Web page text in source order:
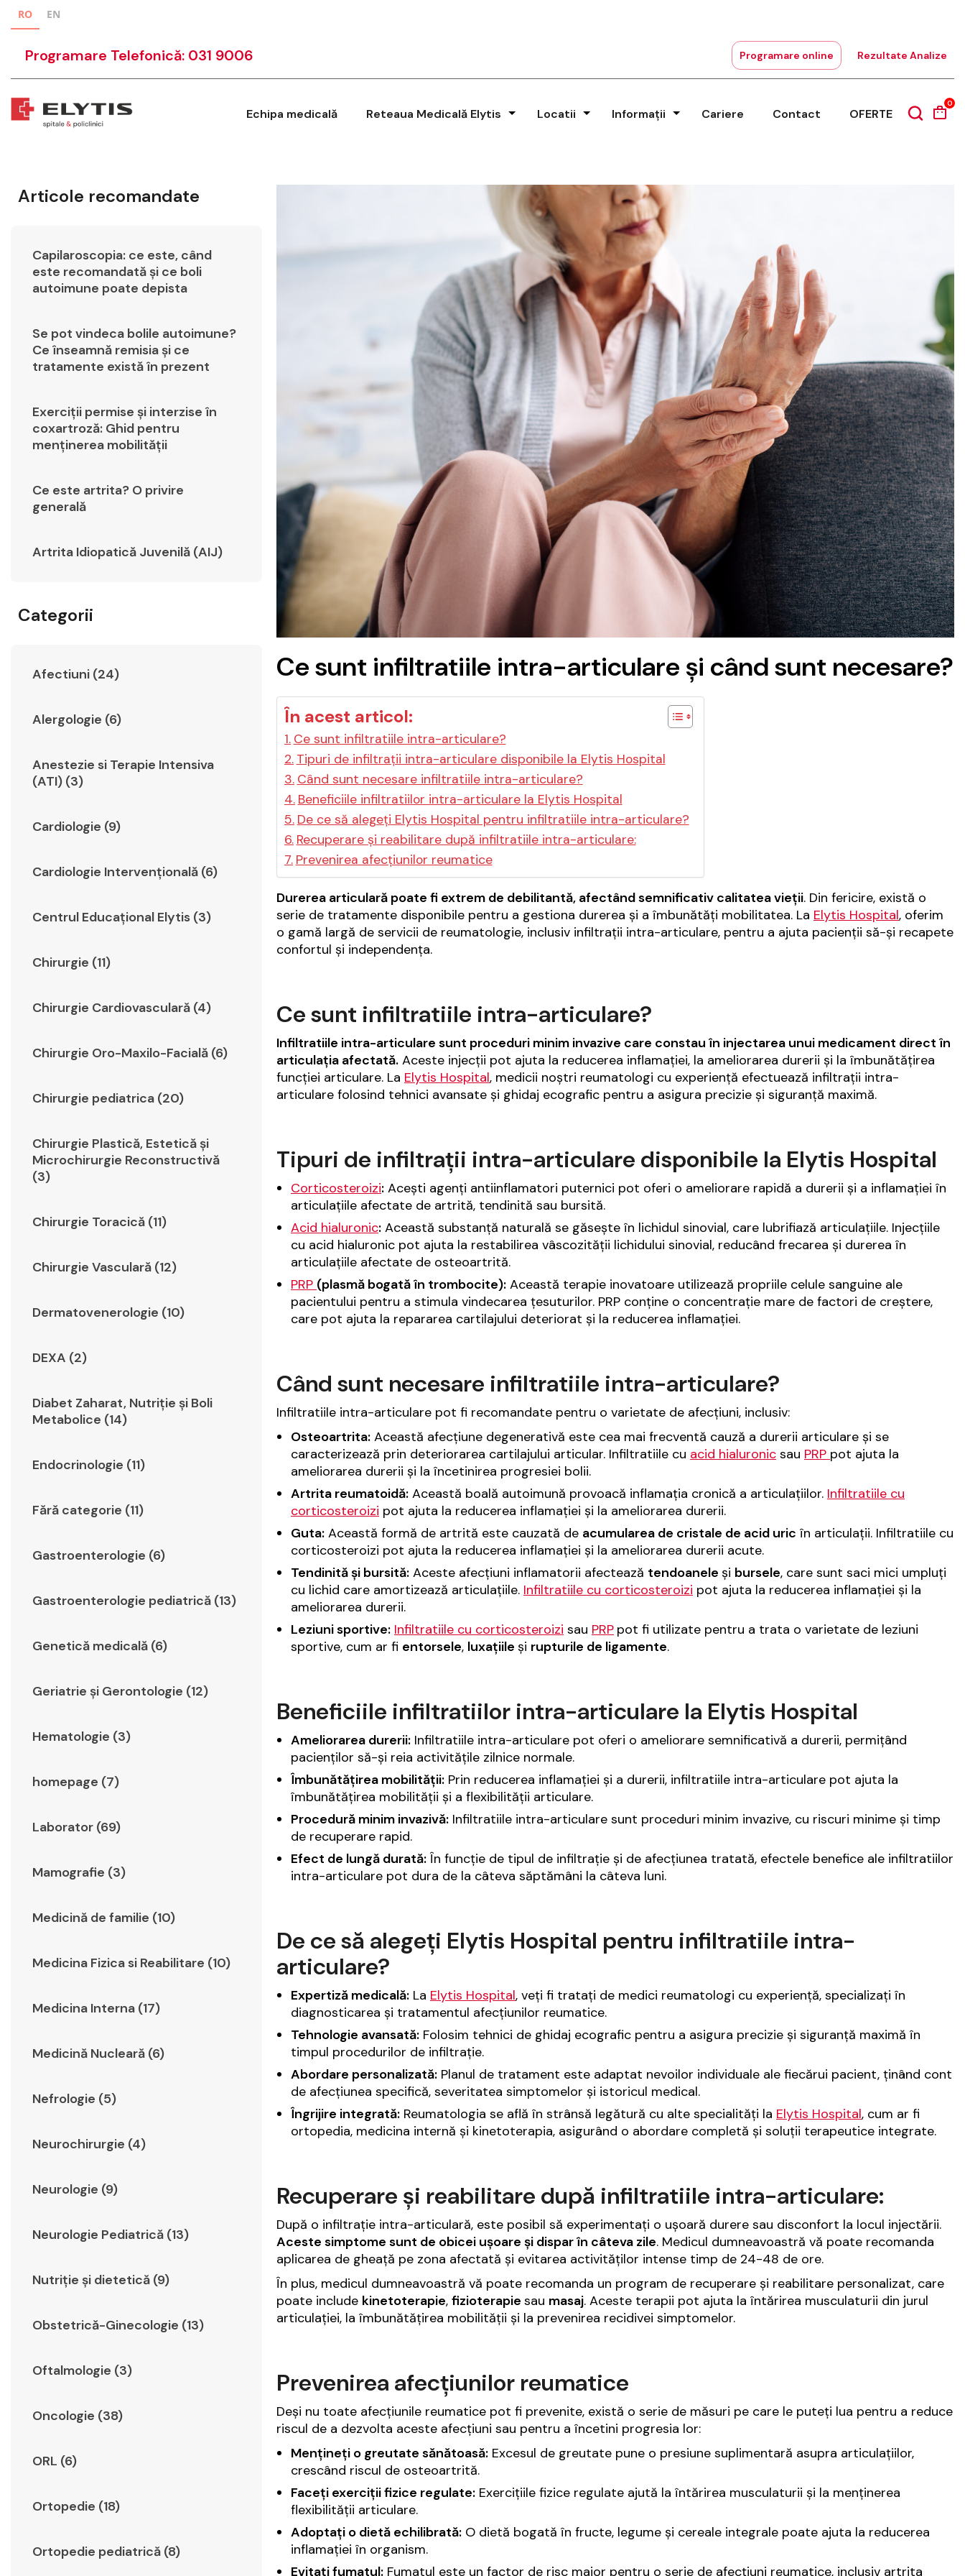
RO EN
Programare Telefonică: 031 9006 Programare online Rezultate Analize
Echipa medicală Reteaua Medicală Elytis Locatii Informații Cariere Contact OFERTE
0
Articole recomandate
Capilaroscopia: ce este, când
este recomandată și ce boli
autoimune poate depista
Se pot vindeca bolile autoimune?
Ce înseamnă remisia și ce
tratamente există în prezent
Exerciții permise și interzise în
coxartroză: Ghid pentru
menținerea mobilității
Ce este artrita? O privire
generală
Artrita Idiopatică Juvenilă (AIJ)
Categorii
Afectiuni (24)
Alergologie (6)
Anestezie si Terapie Intensiva
(ATI) (3)
Cardiologie (9)
Cardiologie Intervențională (6)
Centrul Educațional Elytis (3)
Chirurgie (11)
Chirurgie Cardiovasculară (4)
Chirurgie Oro-Maxilo-Facială (6)
Chirurgie pediatrica (20)
Chirurgie Plastică, Estetică şi
Microchirurgie Reconstructivă
(3)
Chirurgie Toracică (11)
Chirurgie Vasculară (12)
Dermatovenerologie (10)
DEXA (2)
Diabet Zaharat, Nutriţie şi Boli
Metabolice (14)
Endocrinologie (11)
Fără categorie (11)
Gastroenterologie (6)
Gastroenterologie pediatrică (13)
Genetică medicală (6)
Geriatrie şi Gerontologie (12)
Hematologie (3)
homepage (7)
Laborator (69)
Mamografie (3)
Medicină de familie (10)
Medicina Fizica si Reabilitare (10)
Medicina Interna (17)
Medicină Nucleară (6)
Nefrologie (5)
Neurochirurgie (4)
Neurologie (9)
Neurologie Pediatrică (13)
Nutriție și dietetică (9)
Obstetrică-Ginecologie (13)
Oftalmologie (3)
Oncologie (38)
ORL (6)
Ortopedie (18)
Ortopedie pediatrică (8)
Ce sunt infiltratiile intra-articulare și când sunt necesare?
În acest articol:
Ce sunt infiltratiile intra-articulare?
Tipuri de infiltrații intra-articulare disponibile la Elytis Hospital
Când sunt necesare infiltratiile intra-articulare?
Beneficiile infiltratiilor intra-articulare la Elytis Hospital
De ce să alegeți Elytis Hospital pentru infiltratiile intra-articulare?
Recuperare și reabilitare după infiltratiile intra-articulare:
Prevenirea afecțiunilor reumatice
Durerea articulară poate fi extrem de debilitantă, afectând semnificativ calitatea vieții. Din fericire, există o
serie de tratamente disponibile pentru a gestiona durerea și a îmbunătăți mobilitatea. La Elytis Hospital, oferim
o gamă largă de servicii de reumatologie, inclusiv infiltrații intra-articulare, pentru a ajuta pacienții să-și recapete
confortul și independența.
Ce sunt infiltratiile intra-articulare?
Infiltratiile intra-articulare sunt proceduri minim invazive care constau în injectarea unui medicament direct în
articulația afectată. Aceste injecții pot ajuta la reducerea inflamației, la ameliorarea durerii și la îmbunătățirea
funcției articulare. La Elytis Hospital, medicii noștri reumatologi cu experiență efectuează infiltrații intra-
articulare folosind tehnici avansate și ghidaj ecografic pentru a asigura precizie și siguranță maximă.
Tipuri de infiltrații intra-articulare disponibile la Elytis Hospital
Corticosteroizi: Acești agenți antiinflamatori puternici pot oferi o ameliorare rapidă a durerii și a inflamației în
articulațiile afectate de artrită, tendinită sau bursită.
Acid hialuronic: Această substanță naturală se găsește în lichidul sinovial, care lubrifiază articulațiile. Injecțiile
cu acid hialuronic pot ajuta la restabilirea vâscozității lichidului sinovial, reducând frecarea și durerea în
articulațiile afectate de osteoartrită.
PRP (plasmă bogată în trombocite): Această terapie inovatoare utilizează propriile celule sanguine ale
pacientului pentru a stimula vindecarea țesuturilor. PRP conține o concentrație mare de factori de creștere,
care pot ajuta la repararea cartilajului deteriorat și la reducerea inflamației.
Când sunt necesare infiltratiile intra-articulare?
Infiltratiile intra-articulare pot fi recomandate pentru o varietate de afecțiuni, inclusiv:
Osteoartrita: Această afecțiune degenerativă este cea mai frecventă cauză a durerii articulare și se
caracterizează prin deteriorarea cartilajului articular. Infiltratiile cu acid hialuronic sau PRP pot ajuta la
ameliorarea durerii și la încetinirea progresiei bolii.
Artrita reumatoidă: Această boală autoimună provoacă inflamația cronică a articulațiilor. Infiltratiile cu
corticosteroizi pot ajuta la reducerea inflamației și la ameliorarea durerii.
Guta: Această formă de artrită este cauzată de acumularea de cristale de acid uric în articulații. Infiltratiile cu
corticosteroizi pot ajuta la reducerea inflamației și la ameliorarea durerii acute.
Tendinită și bursită: Aceste afecțiuni inflamatorii afectează tendoanele și bursele, care sunt saci mici umpluți
cu lichid care amortizează articulațiile. Infiltratiile cu corticosteroizi pot ajuta la reducerea inflamației și la
ameliorarea durerii.
Leziuni sportive: Infiltratiile cu corticosteroizi sau PRP pot fi utilizate pentru a trata o varietate de leziuni
sportive, cum ar fi entorsele, luxațiile și rupturile de ligamente.
Beneficiile infiltratiilor intra-articulare la Elytis Hospital
Ameliorarea durerii: Infiltratiile intra-articulare pot oferi o ameliorare semnificativă a durerii, permițând
pacienților să-și reia activitățile zilnice normale.
Îmbunătățirea mobilității: Prin reducerea inflamației și a durerii, infiltratiile intra-articulare pot ajuta la
îmbunătățirea mobilității și a flexibilității articulare.
Procedură minim invazivă: Infiltratiile intra-articulare sunt proceduri minim invazive, cu riscuri minime și timp
de recuperare rapid.
Efect de lungă durată: În funcție de tipul de infiltrație și de afecțiunea tratată, efectele benefice ale infiltratiilor
intra-articulare pot dura de la câteva săptămâni la câteva luni.
De ce să alegeți Elytis Hospital pentru infiltratiile intra-
articulare?
Expertiză medicală: La Elytis Hospital, veți fi tratați de medici reumatologi cu experiență, specializați în
diagnosticarea și tratamentul afecțiunilor reumatice.
Tehnologie avansată: Folosim tehnici de ghidaj ecografic pentru a asigura precizie și siguranță maximă în
timpul procedurilor de infiltrație.
Abordare personalizată: Planul de tratament este adaptat nevoilor individuale ale fiecărui pacient, ținând cont
de afecțiunea specifică, severitatea simptomelor și istoricul medical.
Îngrijire integrată: Reumatologia se află în strânsă legătură cu alte specialități la Elytis Hospital, cum ar fi
ortopedia, medicina internă și kinetoterapia, asigurând o abordare completă și soluții terapeutice integrate.
Recuperare și reabilitare după infiltratiile intra-articulare:
După o infiltrație intra-articulară, este posibil să experimentați o ușoară durere sau disconfort la locul injectării.
Aceste simptome sunt de obicei ușoare și dispar în câteva zile. Medicul dumneavoastră vă poate recomanda
aplicarea de gheață pe zona afectată și evitarea activităților intense timp de 24-48 de ore.
În plus, medicul dumneavoastră vă poate recomanda un program de recuperare și reabilitare personalizat, care
poate include kinetoterapie, fizioterapie sau masaj. Aceste terapii pot ajuta la întărirea musculaturii din jurul
articulației, la îmbunătățirea mobilității și la prevenirea recidivei simptomelor.
Prevenirea afecțiunilor reumatice
Deși nu toate afecțiunile reumatice pot fi prevenite, există o serie de măsuri pe care le puteți lua pentru a reduce
riscul de a dezvolta aceste afecțiuni sau pentru a încetini progresia lor:
Mențineți o greutate sănătoasă: Excesul de greutate pune o presiune suplimentară asupra articulațiilor,
crescând riscul de osteoartrită.
Faceți exerciții fizice regulate: Exercițiile fizice regulate ajută la întărirea musculaturii și la menținerea
flexibilității articulare.
Adoptați o dietă echilibrată: O dietă bogată în fructe, legume și cereale integrale poate ajuta la reducerea
inflamației în organism.
Evitați fumatul: Fumatul este un factor de risc major pentru o serie de afecțiuni reumatice, inclusiv artrita